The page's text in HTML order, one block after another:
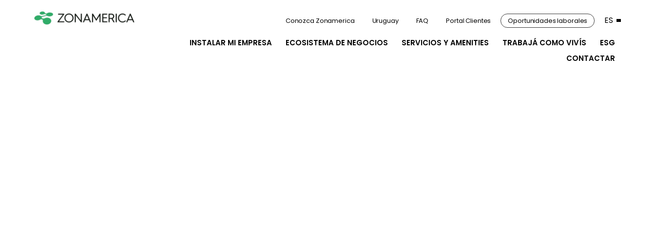
INSTALAR MI EMPRESA ECOSISTEMA DE NEGOCIOS SERVICIOS Y AMENITIES TRABAJÁ COMO VIVÍS
ESG
CONTACTAR
Conozca Zonamerica Uruguay FAQ Portal Clientes Oportunidades laborales ES